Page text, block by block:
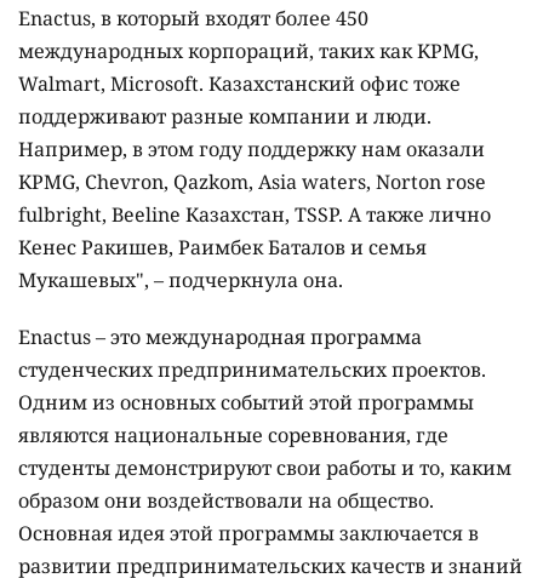
Enactus, в который входят более 450
международных корпораций, таких как KPMG,
Walmart, Microsoft. Казахстанский офис тоже
поддерживают разные компании и люди.
Например, в этом году поддержку нам оказали
KPMG, Chevron, Qazkom, Asia waters, Norton rose
fulbright, Beeline Казахстан, ТSSP. А также лично
Кенес Ракишев, Раимбек Баталов и семья
Мукашевых", – подчеркнула она.
Enactus – это международная программа
студенческих предпринимательских проектов.
Одним из основных событий этой программы
являются национальные соревнования, где
студенты демонстрируют свои работы и то, каким
образом они воздействовали на общество.
Основная идея этой программы заключается в
развитии предпринимательских качеств и знаний